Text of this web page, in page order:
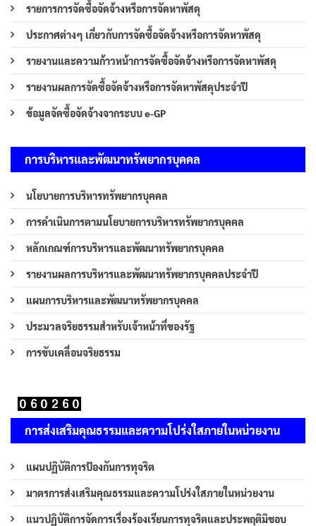
รายการการจัดซื้อจัดจ้างหรือการจัดหาพัสดุ
ประกาศต่างๆ เกี่ยวกับการจัดซื้อจัดจ้างหรือการจัดหาพัสดุ
รายงานและความก้าวหน้าการจัดซื้อจัดจ้างหรือการจัดหาพัสดุ
รายงานผลการจัดซื้อจัดจ้างหรือการจัดหาพัสดุประจำปี
ข้อมูลจัดซื้อจัดจ้างจากระบบ e-GP
การบริหารและพัฒนาทรัพยากรบุคคล
นโยบายการบริหารทรัพยากรบุคคล
การดำเนินการตามนโยบายการบริหารทรัพยากรบุคคล
หลักเกณฑ์การบริหารและพัฒนาทรัพยากรบุคคล
รายงานผลการบริหารและพัฒนาทรัพยากรบุคคลประจำปี
แผนการบริหารและพัฒนาทรัพยากรบุคคล
ประมวลจริยธรรมสำหรับเจ้าหน้าที่ของรัฐ
การขับเคลื่อนจริยธรรม
การส่งเสริมคุณธรรมและความโปร่งใสภายในหน่วยงาน
แผนปฏิบัติการป้องกันการทุจริต
มาตรการส่งเสริมคุณธรรมและความโปร่งใสภายในหน่วยงาน
แนวปฏิบัติการจัดการเรื่องร้องเรียนการทุจริตและประพฤติมิชอบ